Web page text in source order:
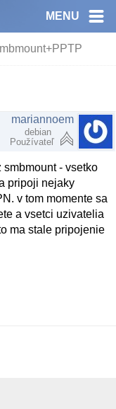
MENU
mariannoem
debian
Používateľ
- vsetko
pripoji nejaky
v tom momente sa
a vsetci uzivatelia
ma stale pripojenie